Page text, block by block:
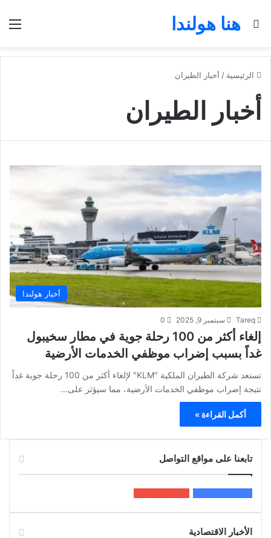
هنا هولندا
بحث عن
الرئيسية / أخبار الطيران
أخبار الطيران
أخبار هولندا
Tareq سبتمبر 9, 2025 0
إلغاء أكثر من 100 رحلة جوية في مطار سخيبول
غداً بسبب إضراب موظفي الخدمات الأرضية
تستعد شركة الطيران الملكية "KLM" لإلغاء أكثر من 100 رحلة جوية غداً
نتيجة إضراب موظفي الخدمات الأرضية، مما سيؤثر على…
أكمل القراءة »
تابعنا على مواقع التواصل
الأخبار الاقتصادية